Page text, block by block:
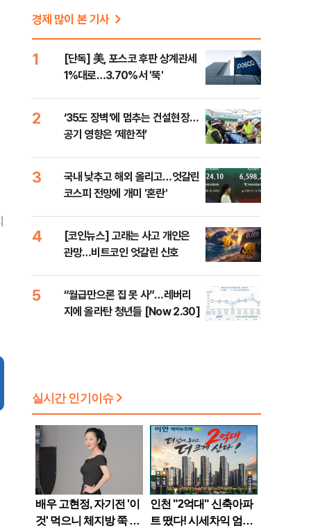
경제 많이 본 기사
1
[단독] 美, 포스코 후판 상계관세
1%대로…3.70%서 '뚝'
2
‘35도 장벽’에 멈추는 건설현장…
공기 영향은 ‘제한적’
3
국내 낮추고 해외 올리고…엇갈린
코스피 전망에 개미 '혼란'
4
[코인뉴스] 고래는 사고 개인은
관망…비트코인 엇갈린 신호
5
“월급만으론 집 못 사”…레버리
지에 올라탄 청년들 [Now 2.30]